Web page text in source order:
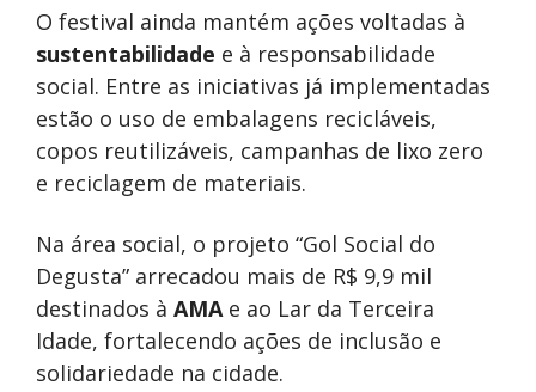
O festival ainda mantém ações voltadas à
sustentabilidade e à responsabilidade
social. Entre as iniciativas já implementadas
estão o uso de embalagens recicláveis,
copos reutilizáveis, campanhas de lixo zero
e reciclagem de materiais.
Na área social, o projeto “Gol Social do
Degusta” arrecadou mais de R$ 9,9 mil
destinados à AMAe ao Lar da Terceira
Idade, fortalecendo ações de inclusão e
solidariedade na cidade.